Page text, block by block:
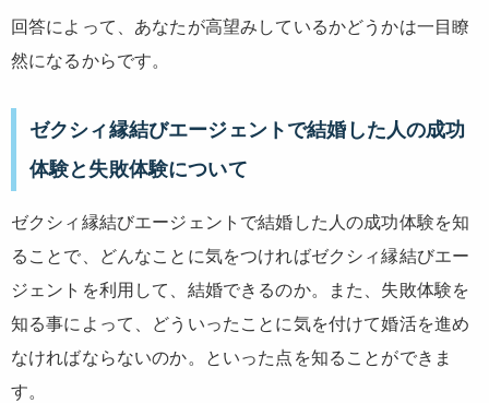
回答によって、あなたが高望みしているかどうかは一目瞭
然になるからです。
ゼクシィ縁結びエージェントで結婚した人の成功
体験と失敗体験について
ゼクシィ縁結びエージェントで結婚した人の成功体験を知
ることで、どんなことに気をつければゼクシィ縁結びエー
ジェントを利用して、結婚できるのか。また、失敗体験を
知る事によって、どういったことに気を付けて婚活を進め
なければならないのか。といった点を知ることができま
す。